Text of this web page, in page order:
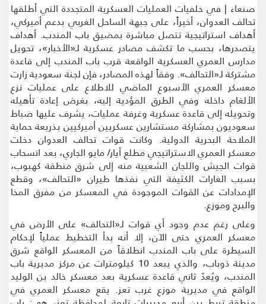
صنعاء | في خلفيات العمليات العسكرية المتجددة التي أطلقها
تحالف العدوان، أخيراً، على جبهة الساحل الغربي بدعم أميركي،
أهداف استراتيجية تتصل مباشرة بمضيق باب المندب. أهداف
يتصدرها، بحسب ما تكشف مصادر عسكرية لـ«الأخبار»، تحويل
مدارس العمري العسكرية الواقعة قرب باب المندب إلى قاعدة
مشتركة لـ«التحالف». وفقاً لهذه المصادر، فإن لجنة سعودية زارت
معسكر العمري الأسبوع الماضي للاطلاع على عمليات نزع
الألغام داخله وفي الطرق المؤدية إليه، بغرض إعادة تأهيله
وتحويله إلى قاعدة عسكرية وغرفة عمليات، يشرف عليها ضباط
سعوديون بمشاركة مستشارين عسكريين أميركيين بذريعة حماية
الملاحة البحرية الدولية. وكانت قوات تحالف العدوان دخلت
معسكر العمري الاستراتيجي مطلع أيار/ مايو الجاري، بعد انسحاب
قوات الجيش واللجان الشعبية منه إلى شرق منطقة كهبوب،
بسبب الغارات الكثيفة التي نفذها طيران «التحالف»، وقطع
الإمدادات عن القوات الموجودة في المعسكر من مفرق المخا
والبرح وموزع.
وعلى رغم عدم وجود أي قوات لـ«التحالف» على الأرض في
معسكر العمري حتى الآن، إلا أنه بدأ التخطيط عملياً لإحكام
السيطرة على باب المندب انطلاقاً من المعسكر الواقع شرق
مدينة ذوباب، والذي يبعد 10 كيلومترات عن مركز مديرية باب
المندب، ويُعدّ ثاني قاعدة عسكرية بعد معسكر خالد بن الوليد
الواقع في مديرية موزع غرب تعز. يقع معسكر العمري في